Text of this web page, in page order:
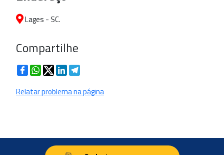
Lages - SC.
Compartilhe
FacebookWhatsApp
TwitterLinkedIn
Relatar problema na página